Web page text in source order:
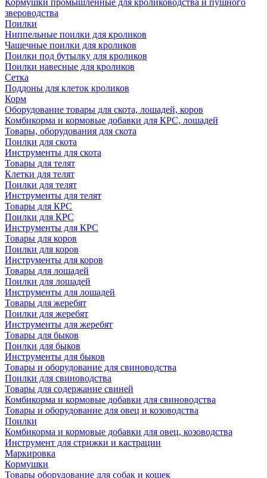
Кормушки промышленные для кролиководства и пушного
звероводства
Поилки
Ниппельные поилки для кроликов
Чашечные поилки для кроликов
Поилки под бутылку для кроликов
Поилки навесные для кроликов
Сетка
Поддоны для клеток кроликов
Корм
Оборудование товары для скота, лошадей, коров
Комбикорма и кормовые добавки для КРС, лошадей
Товары, оборудования для скота
Поилки для скота
Инструменты для скота
Товары для телят
Клетки для телят
Поилки для телят
Инструменты для телят
Товары для КРС
Поилки для КРС
Инструменты для КРС
Товары для коров
Поилки для коров
Инструменты для коров
Товары для лошадей
Поилки для лошадей
Инструменты для лошадей
Товары для жеребят
Поилки для жеребят
Инструменты для жеребят
Товары для быков
Поилки для быков
Инструменты для быков
Товары и оборудование для свиноводства
Поилки для свиноводства
Товары для содержание свиней
Комбикорма и кормовые добавки для свиноводства
Товары и оборудование для овец и козоводства
Поилки
Комбикорма и кормовые добавки для овец, козоводства
Инструмент для стрижки и кастрации
Маркировка
Кормушки
Товары оборудование для собак и кошек